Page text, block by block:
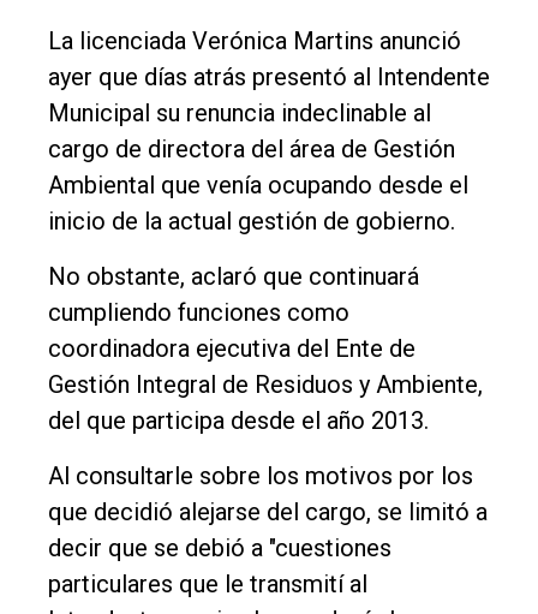
Entrevistas
Rural
Deportes
Fúnebres
Empresa
Nosotros
Contacto
La licenciada Verónica Martins anunció
ayer que días atrás presentó al Intendente
Municipal su renuncia indeclinable al
cargo de directora del área de Gestión
Ambiental que venía ocupando desde el
inicio de la actual gestión de gobierno.
No obstante, aclaró que continuará
cumpliendo funciones como
coordinadora ejecutiva del Ente de
Gestión Integral de Residuos y Ambiente,
del que participa desde el año 2013.
Al consultarle sobre los motivos por los
que decidió alejarse del cargo, se limitó a
decir que se debió a "cuestiones
particulares que le transmití al